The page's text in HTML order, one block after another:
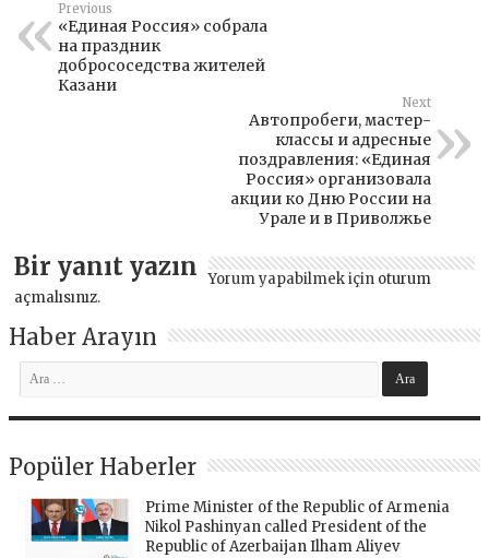
Previous
«Единая Россия» собрала
на праздник
добрососедства жителей
Казани
Next
Автопробеги, мастер-
классы и адресные
поздравления: «Единая
Россия» организовала
акции ко Дню России на
Урале и в Приволжье
Bir yanıt yazın Yorum yapabilmek için oturum
açmalısınız.
Haber Arayın
Popüler Haberler
Prime Minister of the Republic of Armenia
Nikol Pashinyan called President of the
Republic of Azerbaijan Ilham Aliyev